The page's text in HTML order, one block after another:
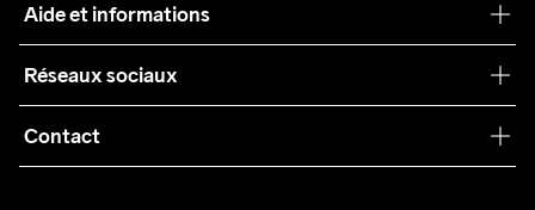
Teamwear
Durabilité
Collaborations
Aide et informations
Conditions générales
Retours
Réseaux sociaux
Contact